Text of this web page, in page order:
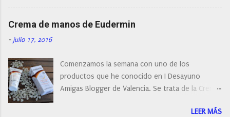
Crema de manos de Eudermin
- julio 17, 2016
Comenzamos la semana con uno de los
productos que he conocido en I Desayuno
Amigas Blogger de Valencia. Se trata de la Crema
manos para utilizar tanto en verano como en
LEER MÁS